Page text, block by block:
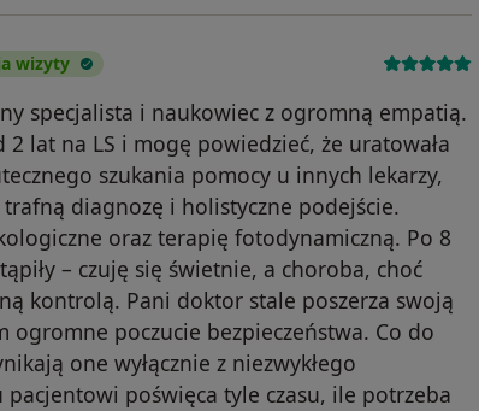
wizyty
specjalista i naukowiec z ogromną empatią.
lat na LS i mogę powiedzieć, że uratowała
szukania pomocy u innych lekarzy,
diagnozę i holistyczne podejście.
oraz terapię fotodynamiczną. Po 8
– czuję się świetnie, a choroba, choć
kontrolą. Pani doktor stale poszerza swoją
ogromne poczucie bezpieczeństwa. Co do
one wyłącznie z niezwykłego
pacjentowi poświęca tyle czasu, ile potrzeba